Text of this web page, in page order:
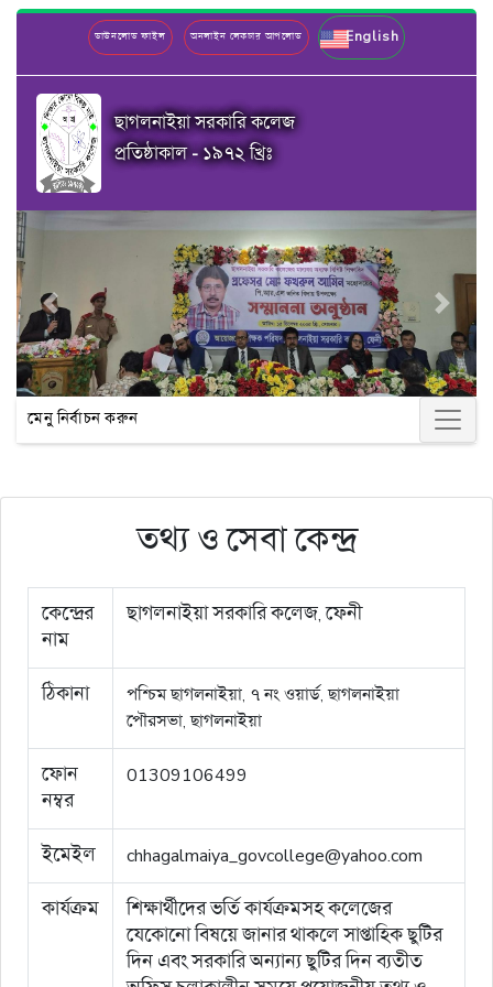
ডাউনলোড ফাইল অনলাইন লেকচার আপলোড English
ছাগলনাইয়া সরকারি কলেজ
প্রতিষ্ঠাকাল - ১৯৭২ খ্রিঃ
Previous Next
মেনু নির্বাচন করুন
তথ্য ও সেবা কেন্দ্র
কেন্দ্রের
নাম
ছাগলনাইয়া সরকারি কলেজ, ফেনী
ঠিকানা
পশ্চিম ছাগলনাইয়া, ৭ নং ওয়ার্ড, ছাগলনাইয়া
পৌরসভা, ছাগলনাইয়া
ফোন
নম্বর
01309106499
ইমেইল chhagalmaiya_govcollege@yahoo.com
কার্যক্রম
শিক্ষার্থীদের ভর্তি কার্যক্রমসহ কলেজের
যেকোনো বিষয়ে জানার থাকলে সাপ্তাহিক ছুটির
দিন এবং সরকারি অন্যান্য ছুটির দিন ব্যতীত